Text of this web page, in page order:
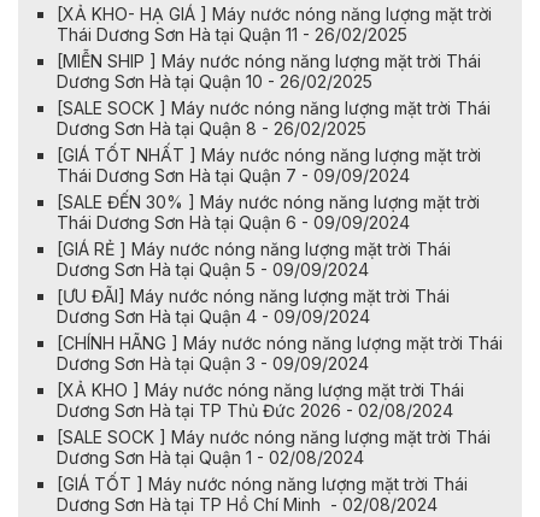
[XẢ KHO- HẠ GIÁ ] Máy nước nóng năng lượng mặt trời
Thái Dương Sơn Hà tại Quận 11 - 26/02/2025
[MIỄN SHIP ] Máy nước nóng năng lượng mặt trời Thái
Dương Sơn Hà tại Quận 10 - 26/02/2025
[SALE SOCK ] Máy nước nóng năng lượng mặt trời Thái
Dương Sơn Hà tại Quận 8 - 26/02/2025
[GIÁ TỐT NHẤT ] Máy nước nóng năng lượng mặt trời
Thái Dương Sơn Hà tại Quận 7 - 09/09/2024
[SALE ĐẾN 30% ] Máy nước nóng năng lượng mặt trời
Thái Dương Sơn Hà tại Quận 6 - 09/09/2024
[GIÁ RẺ ] Máy nước nóng năng lượng mặt trời Thái
Dương Sơn Hà tại Quận 5 - 09/09/2024
[ƯU ĐÃI] Máy nước nóng năng lượng mặt trời Thái
Dương Sơn Hà tại Quận 4 - 09/09/2024
[CHÍNH HÃNG ] Máy nước nóng năng lượng mặt trời Thái
Dương Sơn Hà tại Quận 3 - 09/09/2024
[XẢ KHO ] Máy nước nóng năng lượng mặt trời Thái
Dương Sơn Hà tại TP Thủ Đức 2026 - 02/08/2024
[SALE SOCK ] Máy nước nóng năng lượng mặt trời Thái
Dương Sơn Hà tại Quận 1 - 02/08/2024
[GIÁ TỐT ] Máy nước nóng năng lượng mặt trời Thái
Dương Sơn Hà tại TP Hồ Chí Minh - 02/08/2024